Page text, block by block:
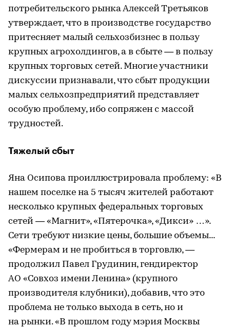
потребительского рынка Алексей Третьяков
утверждает, что в производстве государство
притесняет малый сельхозбизнес в пользу
крупных агрохолдингов, а в сбыте — в пользу
крупных торговых сетей. Многие участники
дискуссии признавали, что сбыт продукции
малых сельхозпредприятий представляет
особую проблему, ибо сопряжен с массой
трудностей.
Тяжелый сбыт
Яна Осипова проиллюстрировала проблему: «В
нашем поселке на 5 тысяч жителей работают
несколько крупных федеральных торговых
сетей — «Магнит», «Пятерочка», «Дикси» …».
Сети требуют низкие цены, большие объемы...
«Фермерам и не пробиться в торговлю, —
продолжил Павел Грудинин, гендиректор
АО «Совхоз имени Ленина» (крупного
производителя клубники), добавив, что это
проблема не только выхода в сеть, но и
на рынки. «В прошлом году мэрия Москвы